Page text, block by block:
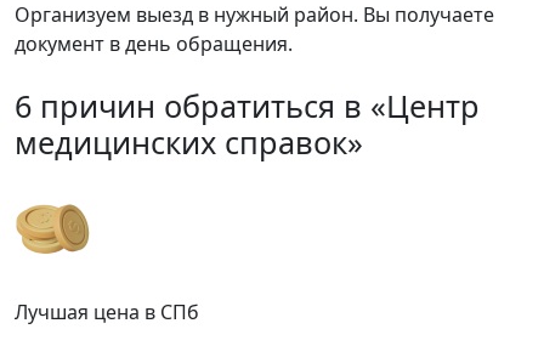
Организуем выезд в нужный район. Вы получаете
документ в день обращения.
6 причин обратиться в «Центр
медицинских справок»
Лучшая цена в СПб